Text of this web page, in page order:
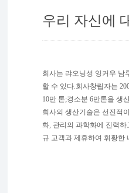
우리 자신에
회사는 랴오닝성 잉커우 남
할 수 있다.회사창립자는
10만 톤;경소분 6만톤을 생
회사의 생산기술은 선진적
화, 관리의 과학화에 진력
규 고객과 제휴하여 휘황한